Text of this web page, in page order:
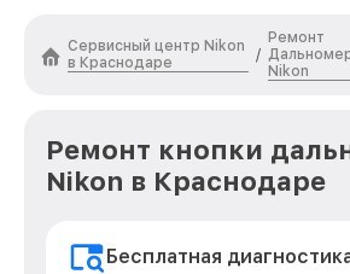
Сервисный центр Nikon
в Краснодаре
/
Ремонт
Nikon
Ремонт кнопки
Nikon в Краснодаре
Бесплатная